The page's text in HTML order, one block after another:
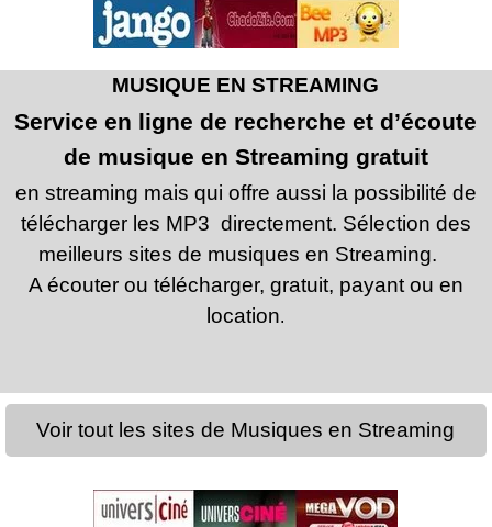
MUSIQUE EN STREAMING
Service en ligne de recherche et d’écoute
de musique en Streaming gratuit
en streaming mais qui offre aussi la possibilité de
télécharger les MP3 directement. Sélection des
meilleurs sites de musiques en Streaming.
A écouter ou télécharger, gratuit, payant ou en
location.
Voir tout les sites de Musiques en Streaming